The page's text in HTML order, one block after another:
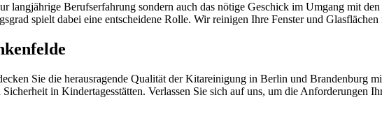
langjährige Berufserfahrung sondern auch das nötige Geschick im Umgang mit den
spielt dabei eine entscheidene Rolle. Wir reinigen Ihre Fenster und
Sie die herausragende Qualität der Kitareinigung in Berlin und Brandenburg
in Kindertagesstätten. Verlassen Sie sich auf uns, um die Anforderungen